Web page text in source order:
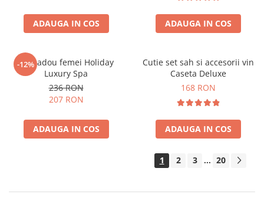
ADAUGA IN COS ADAUGA IN COS
-12%
Set cadou femei Holiday
Luxury Spa
236 RON
207 RON
ADAUGA IN COS
Cutie set sah si accesorii vin
Caseta Deluxe
168 RON
ADAUGA IN COS
1 2 3 ... 20